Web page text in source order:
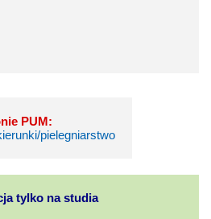
PUM:
pielegniarstwo
tylko na studia